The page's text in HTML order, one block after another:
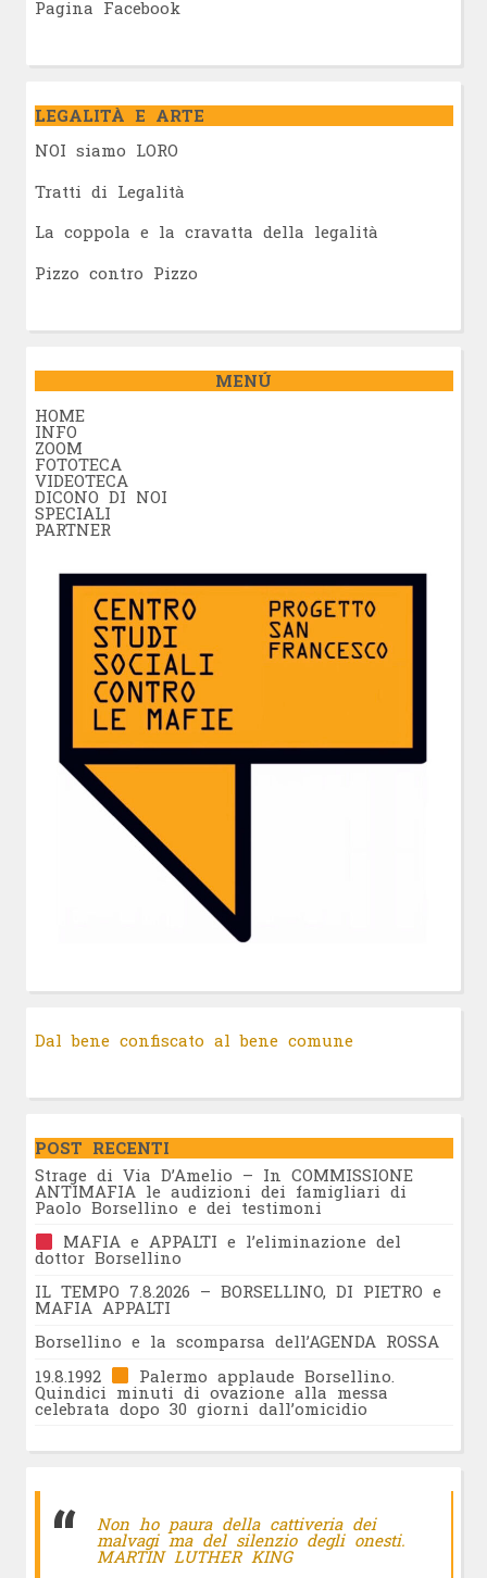
Pagina Facebook
LEGALITÀ E ARTE
NOI siamo LORO
Tratti di Legalità
La coppola e la cravatta della legalità
Pizzo contro Pizzo
MENÚ
HOME
INFO
ZOOM
FOTOTECA
VIDEOTECA
DICONO DI NOI
SPECIALI
PARTNER
Dal bene confiscato al bene comune
POST RECENTI
Strage di Via D’Amelio – In COMMISSIONE
ANTIMAFIA le audizioni dei famigliari di
Paolo Borsellino e dei testimoni
MAFIA e APPALTI e l’eliminazione del
dottor Borsellino
IL TEMPO 7.8.2026 – BORSELLINO, DI PIETRO e
MAFIA APPALTI
Borsellino e la scomparsa dell’AGENDA ROSSA
19.8.1992
Palermo applaude Borsellino.
Quindici minuti di ovazione alla messa
celebrata dopo 30 giorni dall’omicidio
Non ho paura della cattiveria dei
malvagi ma del silenzio degli onesti.
MARTIN LUTHER KING